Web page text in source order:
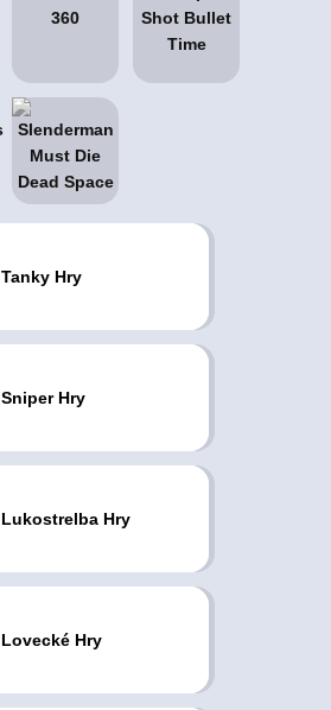
Tanky Hry
Sniper Hry
Lukostrelba Hry
Lovecké Hry